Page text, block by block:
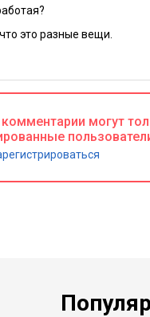
это разные вещи.
могут